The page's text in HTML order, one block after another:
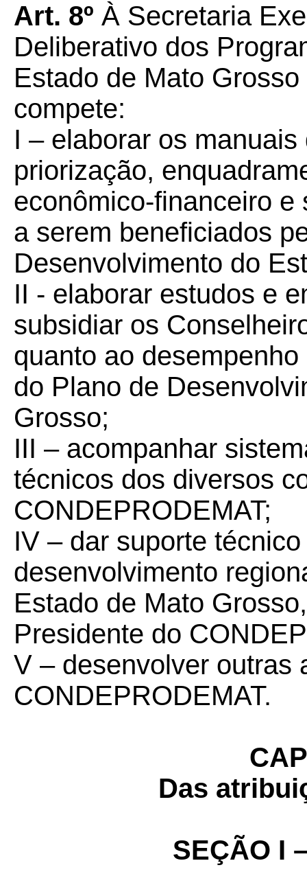
Art. 8º À Secretaria
Deliberativo dos
Estado de Mato
compete:
I – elaborar os
priorização,
econômico-financeiro
a serem beneficiados
Desenvolvimento do
II - elaborar estudos e
subsidiar os
quanto ao
do Plano de
Grosso;
III – acompanhar
técnicos dos diversos
CONDEPRODEMAT;
IV – dar suporte
desenvolvimento
Estado de Mato
Presidente do
V – desenvolver outras
CONDEPRODEMAT.
Das
SEÇÃO I